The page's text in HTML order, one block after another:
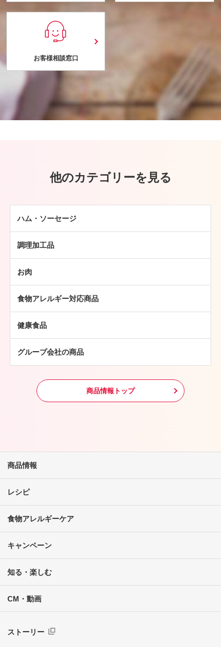
お客様相談窓口
他のカテゴリーを見る
ハム・ソーセージ
その他
調理加工品
チキン加工品
パン・ピザ
常温食品
冷凍食品
その他
お肉
鶏肉
食物アレルギー対応商品
健康食品
グループ会社の商品
商品情報トップ
商品情報
レシピ
食物アレルギーケア
キャンペーン
知る・楽しむ
CM・動画
ストーリー